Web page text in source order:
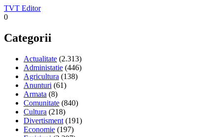
TVT Editor
0
Categorii
Actualitate (2.313)
Administatie (446)
Agricultura (138)
Anunturi (61)
Armata (8)
Comunitate (840)
Cultura (218)
Divertisment (191)
Economie (197)